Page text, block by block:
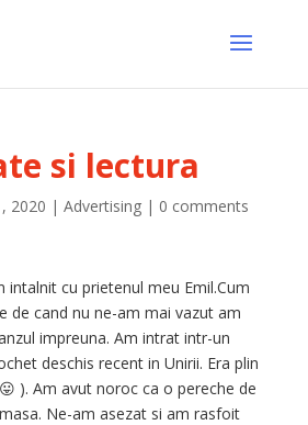
si lectura
2020 | Advertising| 0 comments
intalnit cu prietenul meu Emil.Cum
de cand nu ne-am mai vazut am
impreuna. Am intrat intr-un
deschis recent in Unirii. Era plin
). Am avut noroc ca o pereche de
Ne-am asezat si am rasfoit